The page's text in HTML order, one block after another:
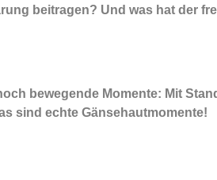
beitragen? Und was hat der
bewegende Momente: Mit
sind echte Gänsehautmomente!